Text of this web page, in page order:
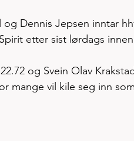
Dennis Jepsen inntar
etter sist lørdags
og Svein Olav
mange vil kile seg inn